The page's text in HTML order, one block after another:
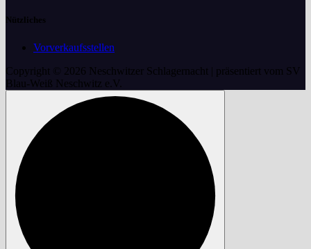
Nützliches
Vorverkaufsstellen
Copyright © 2026 Neschwitzer Schlagernacht | präsentiert vom SV
Blau-Weiß Neschwitz e.V.